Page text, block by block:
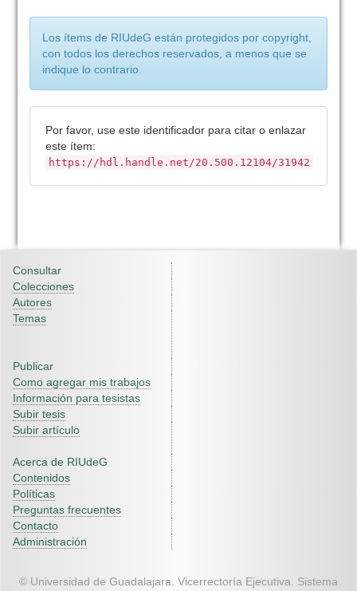
Los ítems de RIUdeG están protegidos por copyright,
con todos los derechos reservados, a menos que se
indique lo contrario.
Por favor, use este identificador para citar o enlazar
este ítem:
https://hdl.handle.net/20.500.12104/31942
Consultar
Colecciones
Autores
Temas
Publicar
Como agregar mis trabajos
Información para tesistas
Subir tesis
Subir artículo
Acerca de RIUdeG
Contenidos
Políticas
Preguntas frecuentes
Contacto
Administración
© Universidad de Guadalajara. Vicerrectoría Ejecutiva. Sistema